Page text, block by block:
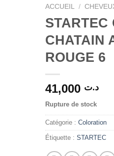
ACCUEIL /
STARTEC
CHATAIN
ROUGE 6
د.ت
Rupture de stock
Catégorie : Coloration
Étiquette : STARTEC